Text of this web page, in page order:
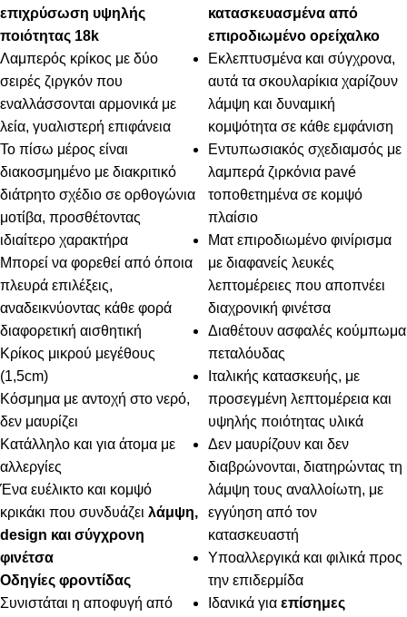
επιχρύσωση υψηλής
ποιότητας 18k
Λαμπερός κρίκος με δύο
σειρές ζιργκόν που
εναλλάσσονται αρμονικά με
λεία, γυαλιστερή επιφάνεια
Το πίσω μέρος είναι
διακοσμημένο με διακριτικό
διάτρητο σχέδιο σε ορθογώνια
μοτίβα, προσθέτοντας
ιδιαίτερο χαρακτήρα
Μπορεί να φορεθεί από όποια
πλευρά επιλέξεις,
αναδεικνύοντας κάθε φορά
διαφορετική αισθητική
Κρίκος μικρού μεγέθους
(1,5cm)
Κόσμημα με αντοχή στο νερό,
δεν μαυρίζει
Κατάλληλο και για άτομα με
αλλεργίες
Ένα ευέλικτο και κομψό
κρικάκι που συνδυάζει λάμψη,
design και σύγχρονη
φινέτσα
Οδηγίες φροντίδας
Συνιστάται η αποφυγή από
κατασκευασμένα από
επιροδιωμένο ορείχαλκο
Εκλεπτυσμένα και σύγχρονα,
αυτά τα σκουλαρίκια χαρίζουν
λάμψη και δυναμική
κομψότητα σε κάθε εμφάνιση
Εντυπωσιακός σχεδιαμσός με
λαμπερά ζιρκόνια pavé
τοποθετημένα σε κομψό
πλαίσιο
Ματ επιροδιωμένο φινίρισμα
με διαφανείς λευκές
λεπτομέρειες που αποπνέει
διαχρονική φινέτσα
Διαθέτουν ασφαλές κούμπωμα
πεταλόυδας
Ιταλικής κατασκευής, με
προσεγμένη λεπτομέρεια και
υψηλής ποιότητας υλικά
Δεν μαυρίζουν και δεν
διαβρώνονται, διατηρώντας τη
λάμψη τους αναλλοίωτη, με
εγγύηση από τον
κατασκευαστή
Υποαλλεργικά και φιλικά προς
την επιδερμίδα
Ιδανικά για επίσημες